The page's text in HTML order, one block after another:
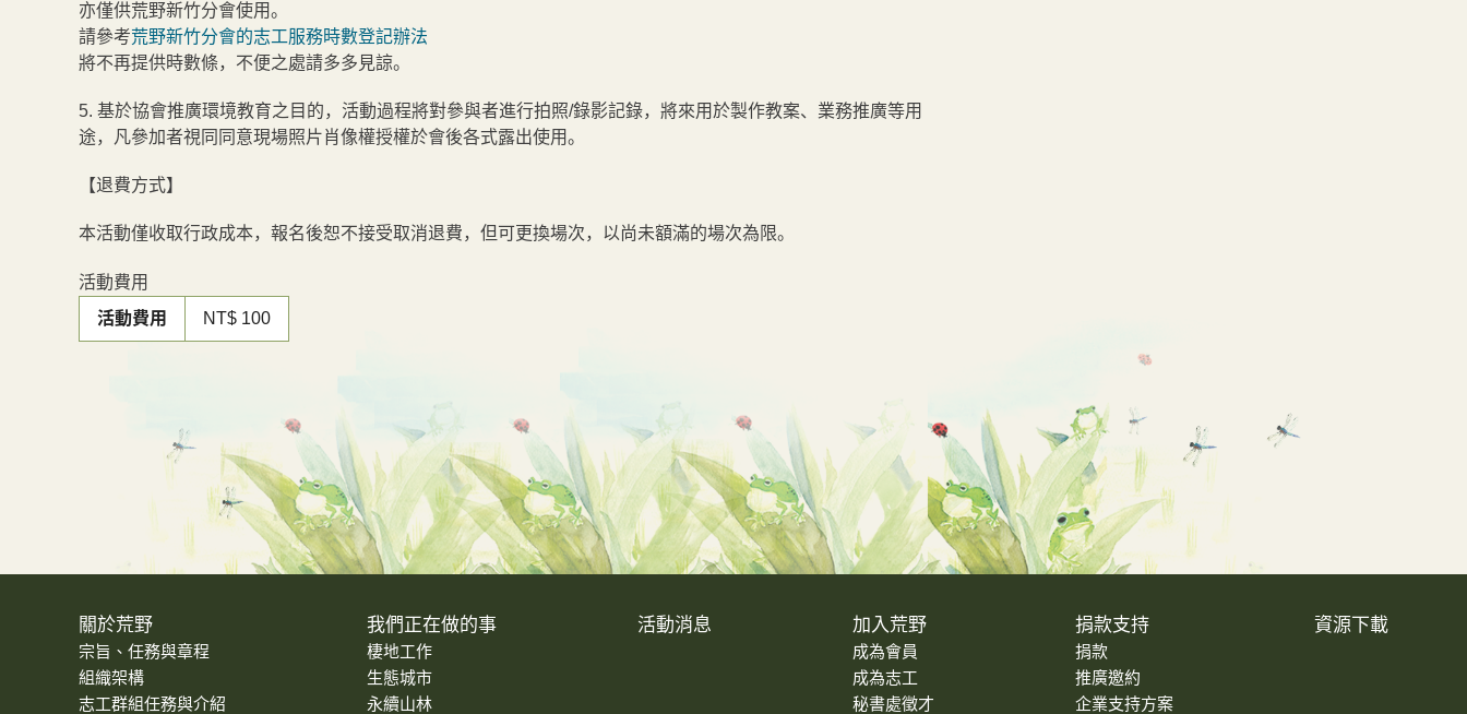
亦僅供荒野新竹分會使用。
請參考荒野新竹分會的志工服務時數登記辦法
將不再提供時數條，不便之處請多多見諒。
5. 基於協會推廣環境教育之目的，活動過程將對參與者進行拍照/錄影記錄，將來用於製作教案、業務推廣等用
途，凡參加者視同同意現場照片肖像權授權於會後各式露出使用。
【退費方式】
本活動僅收取行政成本，報名後恕不接受取消退費，但可更換場次，以尚未額滿的場次為限。
活動費用
活動費用
NT$ 100
關於荒野
宗旨、任務與章程
組織架構
志工群組任務與介紹
我們正在做的事
棲地工作
生態城市
永續山林
活動消息 加入荒野
成為會員
成為志工
秘書處徵才
捐款支持
捐款
推廣邀約
企業支持方案
資源下載